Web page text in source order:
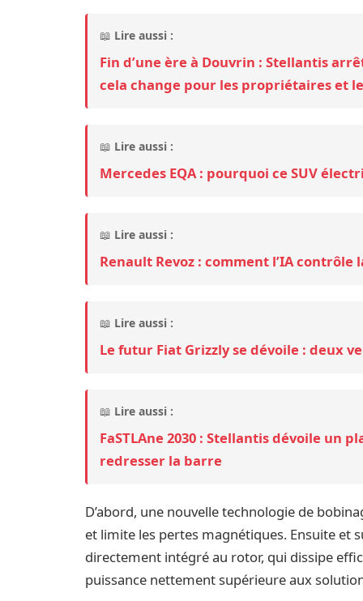
📖 Lire aussi :
Fin d’une ère à Douvrin : Stellantis
cela change pour les propriétaires et
📖 Lire aussi :
Mercedes EQA : pourquoi ce SUV
📖 Lire aussi :
Renault Revoz : comment l’IA contrôle
📖 Lire aussi :
Le futur Fiat Grizzly se dévoile : deux
📖 Lire aussi :
FaSTLAne 2030 : Stellantis dévoile un
redresser la barre
D’abord, une nouvelle technologie de
et limite les pertes magnétiques. Ensuite
directement intégré au rotor, qui dissipe
puissance nettement supérieure aux